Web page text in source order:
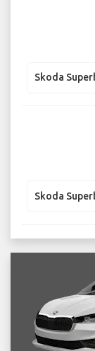
Skoda
Skoda